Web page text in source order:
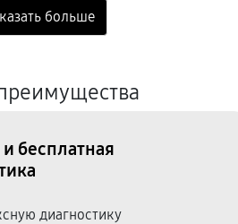
бесплатная
диагностику